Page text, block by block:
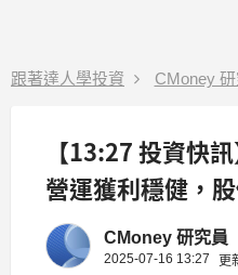
跟著達人學投資 CMoney 研
【13:27 投資快
營運獲利穩健，
CMoney 研究員
2025-07-16 13:27 更